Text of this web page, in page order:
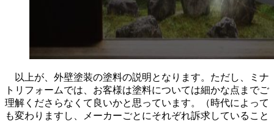
以上が、外壁塗装の塗料の説明となります。ただし、ミナ
トリフォームでは、お客様は塗料については細かな点までご
理解くださらなくて良いかと思っています。（時代によって
も変わりますし、メーカーごとにそれぞれ訴求していること